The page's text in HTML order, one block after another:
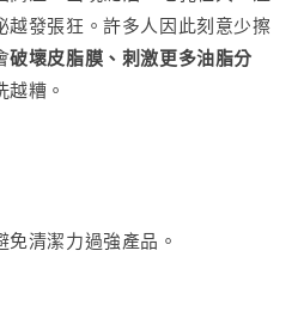
越發張狂。許多人因此刻意少擦
破壞皮脂膜、刺激更多油脂分
糟。
清潔力過強產品。